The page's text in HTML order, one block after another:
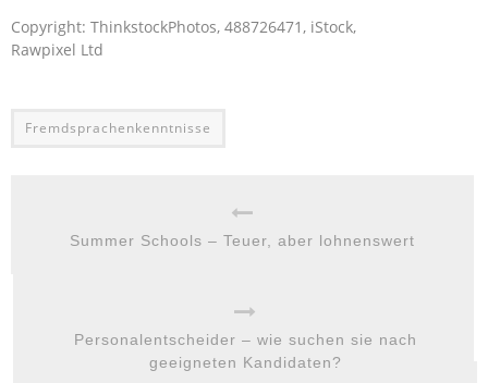
Copyright: ThinkstockPhotos, 488726471, iStock,
Rawpixel Ltd
Fremdsprachenkenntnisse
Summer Schools – Teuer, aber lohnenswert
Personalentscheider – wie suchen sie nach
geeigneten Kandidaten?